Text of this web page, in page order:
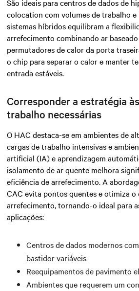
São ideais para centros de dados de
colocation com volumes de trabalho e
sistemas híbridos equilibram a
arrefecimento combinando ar
permutadores de calor da porta
o chip para separar o calor e manter
entrada estáveis.
Corresponder a estratégia
trabalho necessárias
O HAC destaca-se em ambientes de
cargas de trabalho intensivas e
artificial (IA) e aprendizagem
isolamento de ar quente melhora
eficiência de arrefecimento. A
CAC evita pontos quentes e otimiza o
arrefecimento, tornando-o ideal para
aplicações:
Centros de dados modernos
bastidor variáveis
Reequipamentos de pavimento
Ambientes que requerem um